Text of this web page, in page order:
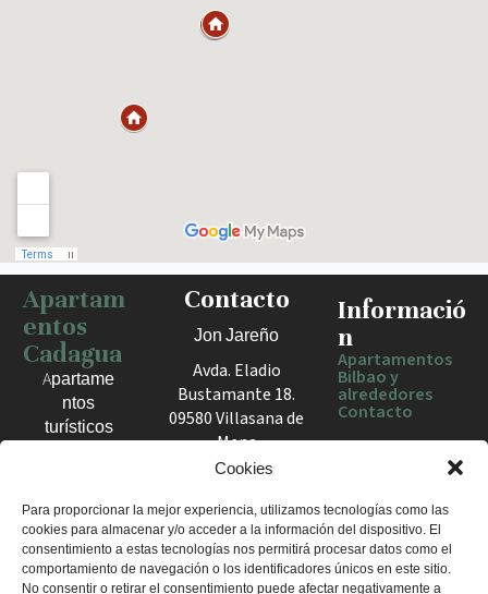
Cookies
Para proporcionar la mejor experiencia, utilizamos tecnologías como las
cookies para almacenar y/o acceder a la información del dispositivo. El
consentimiento a estas tecnologías nos permitirá procesar datos como el
comportamiento de navegación o los identificadores únicos en este sitio.
No consentir o retirar el consentimiento puede afectar negativamente a
Haz clic para activar el mapa
Apartam
entos
Cadagua
Apartame
ntos
turísticos
el Valle
de Mena.
Estancias
cómodas
Contacto
Jon Jareño
Avda. Eladio
Bustamante 18.
09580 Villasana de
Mena
España
+34 675 602
960
apartamentosc
Informació
n
Apartamentos
Bilbao y
alrededores
Contacto